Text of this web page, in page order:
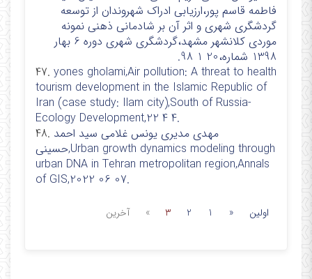
فاطمه قاسم پور،ارزیابی ادراک شهروندان از توسعه
گردشگری شهری و اثر آن بر شادمانی ذهنی نمونه
موردی کلانشهر مشهد،گردشگری شهری دوره 6 بهار
1398 شماره،20 1 98.
47. yones gholami,Air pollution: A threat to health
tourism development in the Islamic Republic of
Iran (case study: Ilam city),South of Russia-
Ecology Development,22 4 4.
48. مهدی مدیری یونس غلامی سید احمد
حسینی,Urban growth dynamics modeling through
urban DNA in Tehran metropolitan region,Annals
of GIS,2022 06 07.
اولین «
1
2
3
» آخرین